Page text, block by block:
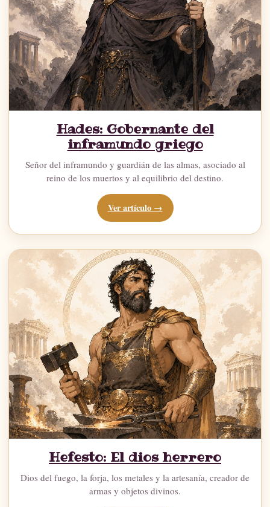
Hades: Gobernante del
inframundo griego
Señor del inframundo y guardián de las almas, asociado al
reino de los muertos y al equilibrio del destino.
Ver artículo →
Hefesto: El dios herrero
Dios del fuego, la forja, los metales y la artesanía, creador de
armas y objetos divinos.